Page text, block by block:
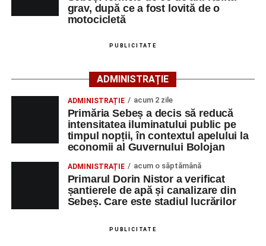
produs accidentul. De asemenea, aceștia acționează
66 ani, va fi transportată la UPU Alba Iulia”
Adaugă-ne ca sursă preferată
Urmărește-ne pe Google News
Ultimele știri din Sebeș
Femeie de 66 de ani, transportată în stare gravă la
grav, după ce a fost lovită de o
motocicletă
PUBLICITATE
ADMINISTRAȚIE
ADMINISTRAȚIE acum 2 zile
Primăria Sebeș a decis să reducă
intensitatea iluminatului public pe
timpul nopții, în contextul apelului la
economii al Guvernului Bolojan
ADMINISTRAȚIE acum o săptămână
Primarul Dorin Nistor a verificat
șantierele de apă și canalizare din
Sebeș. Care este stadiul lucrărilor
PUBLICITATE